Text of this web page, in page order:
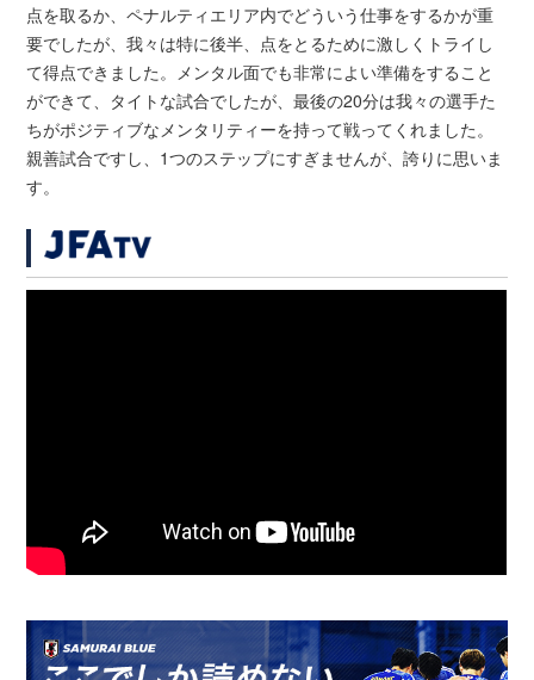
点を取るか、ペナルティエリア内でどういう仕事をするかが重
要でしたが、我々は特に後半、点をとるために激しくトライし
て得点できました。メンタル面でも非常によい準備をすること
ができて、タイトな試合でしたが、最後の20分は我々の選手た
ちがポジティブなメンタリティーを持って戦ってくれました。
親善試合ですし、1つのステップにすぎませんが、誇りに思いま
す。